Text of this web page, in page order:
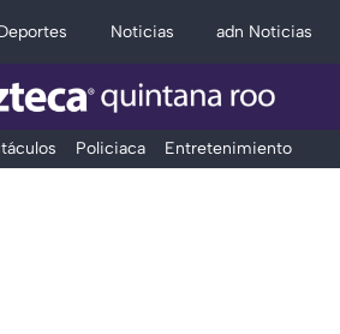
Noticias adn Noticias
Policiaca Entretenimiento